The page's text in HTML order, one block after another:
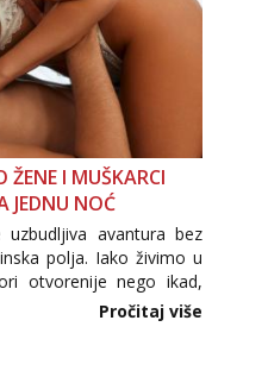
ŽENE I MUŠKARCI
JEDNU NOĆ
avantura bez
polja. Iako živimo u
otvorenije nego ikad,
burne rasprave. Što
Pročitaj više